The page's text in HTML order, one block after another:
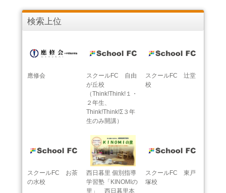
検索上位
應修会
スクールFC 自由
が丘校
（Think!Think!１・
２年生、
Think!Think!Σ３年
生のみ開講）
スクールFC 辻堂
校
スクールFC お茶
の水校
西日暮里 個別指導
学習塾「KINOMIの
里」 西日暮里本
スクールFC 東戸
塚校